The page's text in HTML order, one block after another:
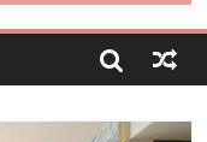
pour répondre aux